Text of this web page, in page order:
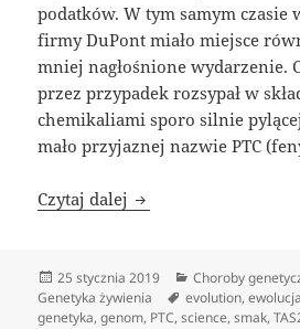
podatków. W tym samym czasie
firmy DuPont miało miejsce
mniej nagłośnione wydarzenie.
przez przypadek rozsypał w
chemikaliami sporo silnie
mało przyjaznej nazwie PTC
Czytaj dalej Gorzki smak genów
Data
publikacji
25 stycznia 2019 Kategorie
Choroby
Genetyka żywienia
Tagi
evolution,ewolucja
genetyka,genom, PTC,science,smak,